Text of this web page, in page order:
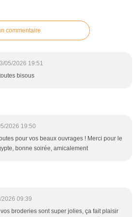
commentaire
05/2026 19:51
bisous
2026 19:50
pour vos beaux ouvrages ! Merci pour le
bonne soirée, amicalement
2026 09:39
broderies sont super jolies, ça fait plaisir